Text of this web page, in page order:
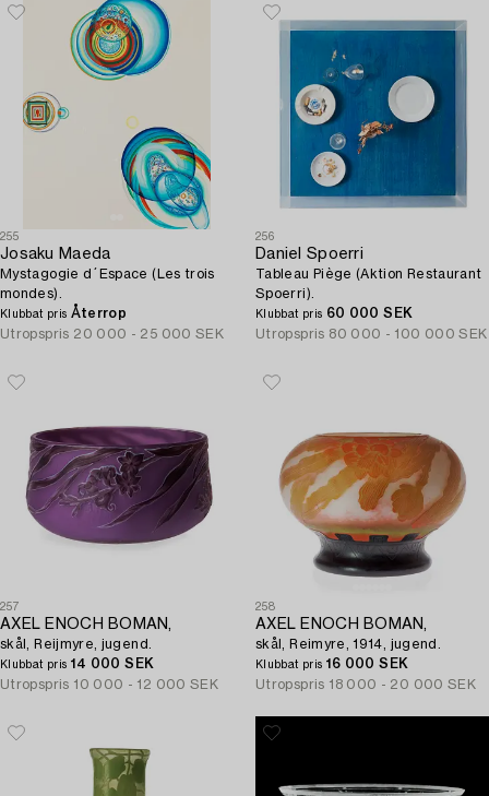
255
Josaku Maeda
Mystagogie d´Espace (Les trois
mondes).
Klubbat pris Återrop
Utropspris 20 000 - 25 000 SEK
256
Daniel Spoerri
Tableau Piège (Aktion Restaurant
Spoerri).
Klubbat pris 60 000 SEK
Utropspris 80 000 - 100 000 SEK
257
AXEL ENOCH BOMAN,
skål, Reijmyre, jugend.
Klubbat pris 14 000 SEK
Utropspris 10 000 - 12 000 SEK
258
AXEL ENOCH BOMAN,
skål, Reimyre, 1914, jugend.
Klubbat pris 16 000 SEK
Utropspris 18 000 - 20 000 SEK